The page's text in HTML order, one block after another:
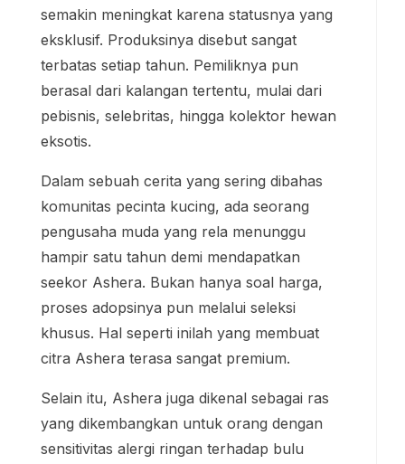
semakin meningkat karena statusnya yang
eksklusif. Produksinya disebut sangat
terbatas setiap tahun. Pemiliknya pun
berasal dari kalangan tertentu, mulai dari
pebisnis, selebritas, hingga kolektor hewan
eksotis.
Dalam sebuah cerita yang sering dibahas
komunitas pecinta kucing, ada seorang
pengusaha muda yang rela menunggu
hampir satu tahun demi mendapatkan
seekor Ashera. Bukan hanya soal harga,
proses adopsinya pun melalui seleksi
khusus. Hal seperti inilah yang membuat
citra Ashera terasa sangat premium.
Selain itu, Ashera juga dikenal sebagai ras
yang dikembangkan untuk orang dengan
sensitivitas alergi ringan terhadap bulu